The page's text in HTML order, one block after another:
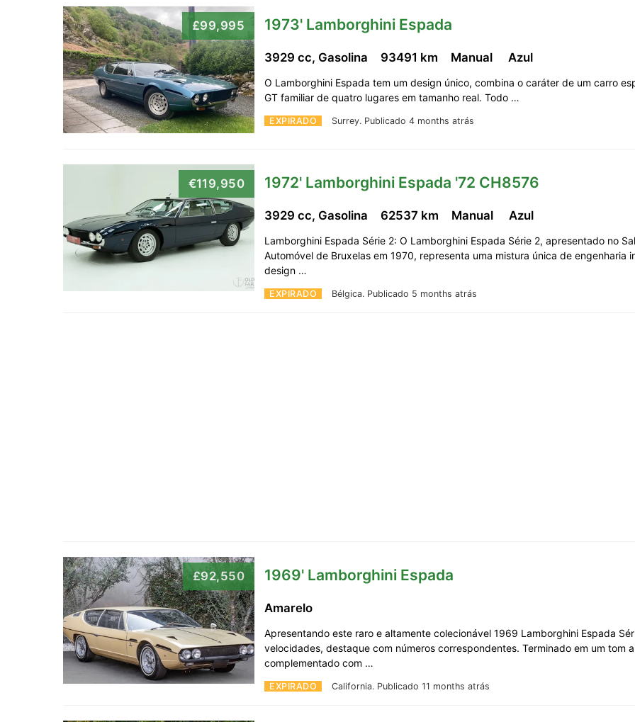
£99,995 1973' Lamborghini Espada
EXPIRADO Surrey. Publicado 4 months atrás
3929 cc, Gasolina 93491 km Manual Azul
O Lamborghini Espada tem um design único, combina o caráter de um carro
GT familiar de quatro lugares em tamanho real. Todo …
€119,950 1972' Lamborghini Espada '72 CH8576
EXPIRADO Bélgica. Publicado 5 months atrás
3929 cc, Gasolina 62537 km Manual Azul
Lamborghini Espada Série 2: O Lamborghini Espada Série 2, apresentado no
Automóvel de Bruxelas em 1970, representa uma mistura única de engenharia
design …
£92,550 1969' Lamborghini Espada
EXPIRADO California. Publicado 11 months atrás
Amarelo
Apresentando este raro e altamente colecionável 1969 Lamborghini Espada
velocidades, destaque com números correspondentes. Terminado em um tom
complementado com …